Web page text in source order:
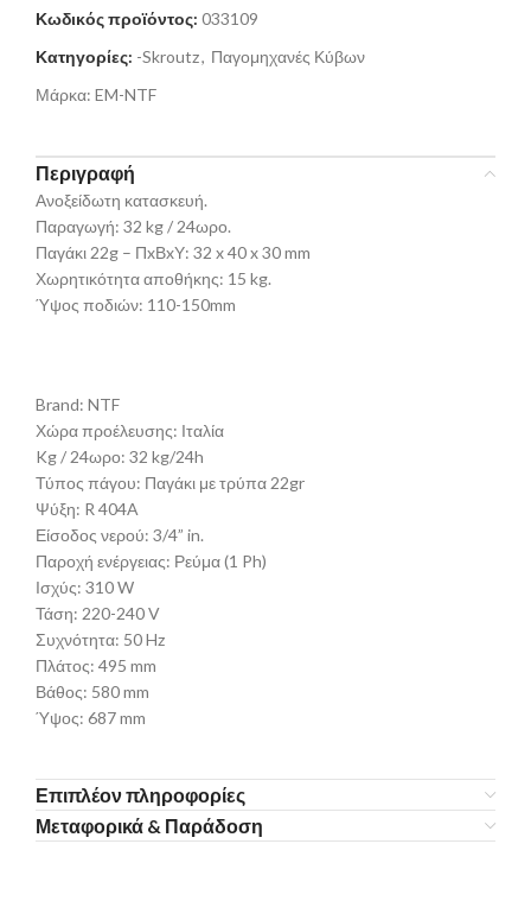
Κωδικός προϊόντος: 033109
Κατηγορίες: -Skroutz, Παγομηχανές Κύβων
Μάρκα: EM-NTF
Περιγραφή
Ανοξείδωτη κατασκευή.
Παραγωγή: 32 kg / 24ωρο.
Παγάκι 22g – ΠxΒxΥ: 32 x 40 x 30 mm
Χωρητικότητα αποθήκης: 15 kg.
Ύψος ποδιών: 110-150mm
Brand: NTF
Χώρα προέλευσης: Ιταλία
Kg / 24ωρο: 32 kg/24h
Τύπος πάγου: Παγάκι με τρύπα 22gr
Ψύξη: R 404A
Είσοδος νερού: 3/4” in.
Παροχή ενέργειας: Ρεύμα (1 Ph)
Ισχύς: 310 W
Τάση: 220-240 V
Συχνότητα: 50 Hz
Πλάτος: 495 mm
Βάθος: 580 mm
Ύψος: 687 mm
Επιπλέον πληροφορίες
Μεταφορικά & Παράδοση